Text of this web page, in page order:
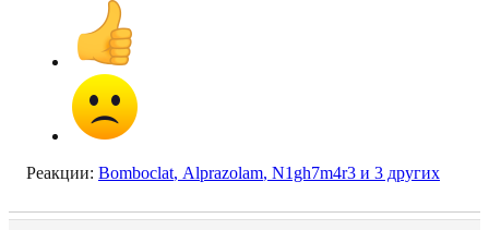
Реакции: Bomboclat, Alprazolam, N1gh7m4r3 и 3 других